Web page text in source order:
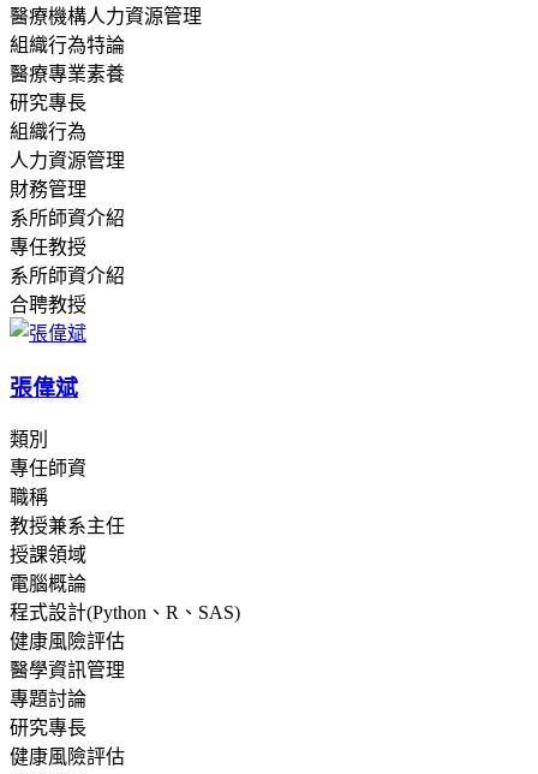
醫療機構人力資源管理
組織行為特論
醫療專業素養
研究專長
組織行為
人力資源管理
財務管理
系所師資介紹
專任教授
系所師資介紹
合聘教授
張偉斌
類別
專任師資
職稱
教授兼系主任
授課領域
電腦概論
程式設計(Python、R、SAS)
健康風險評估
醫學資訊管理
專題討論
研究專長
健康風險評估